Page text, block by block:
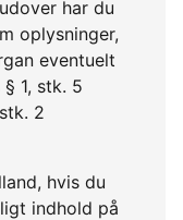
har du
oplysninger,
eventuelt
1, stk. 5
2
hvis du
indhold på